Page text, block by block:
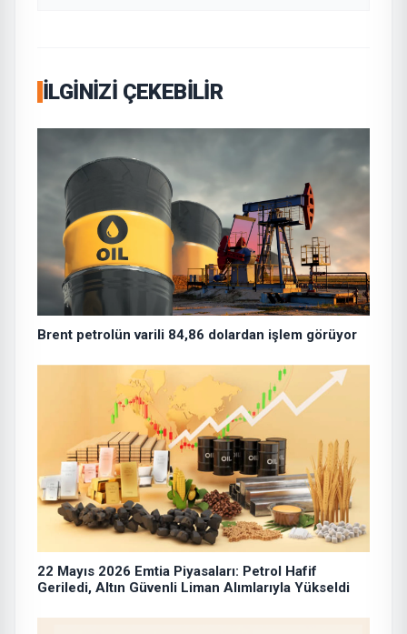
İLGINIZI ÇEKEBILIR
Brent petrolün varili 84,86 dolardan işlem görüyor
22 Mayıs 2026 Emtia Piyasaları: Petrol Hafif
Geriledi, Altın Güvenli Liman Alımlarıyla Yükseldi